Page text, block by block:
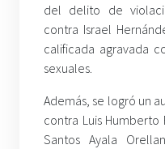
del delito de
contra Israel
calificada agravada
sexuales.
Además, se logró un
contra Luis Humberto
Santos Ayala